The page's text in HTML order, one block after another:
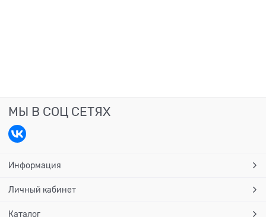
МЫ В СОЦ СЕТЯХ
Информация
Личный кабинет
Каталог